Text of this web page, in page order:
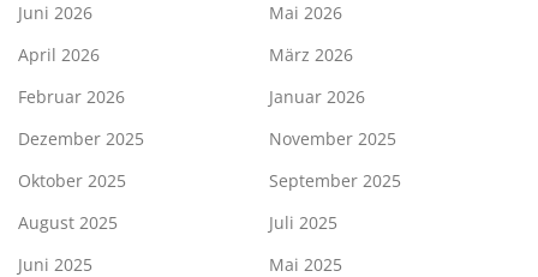
Juni 2026
Mai 2026
April 2026
März 2026
Februar 2026
Januar 2026
Dezember 2025
November 2025
Oktober 2025
September 2025
August 2025
Juli 2025
Juni 2025
Mai 2025